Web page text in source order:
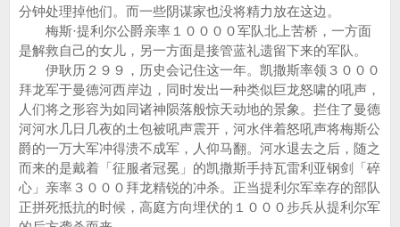
分钟处理掉他们。而一些阴谋家也没将精力放在这边。
梅斯·提利尔公爵亲率１００００军队北上苦桥，一方面
是解救自己的女儿，另一方面是接管蓝礼遗留下来的军队。
伊耿历２９９，历史会记住这一年。凯撒斯率领３０００
拜龙军于曼德河西岸边，同时发出一种类似巨龙怒啸的吼声，
人们将之形容为如同诸神陨落般惊天动地的景象。拦住了曼德
河河水几日几夜的土包被吼声震开，河水伴着怒吼声将梅斯公
爵的一万大军冲得溃不成军，人仰马翻。河水退去之后，随之
而来的是戴着「征服者冠冕」的凯撒斯手持瓦雷利亚钢剑「碎
心」亲率３０００拜龙精锐的冲杀。正当提利尔军幸存的部队
正拼死抵抗的时候，高庭方向埋伏的１０００步兵从提利尔军